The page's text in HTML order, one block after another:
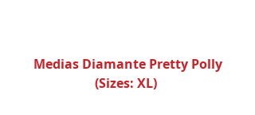
Medias Diamante Pretty Polly
(Sizes: XL)